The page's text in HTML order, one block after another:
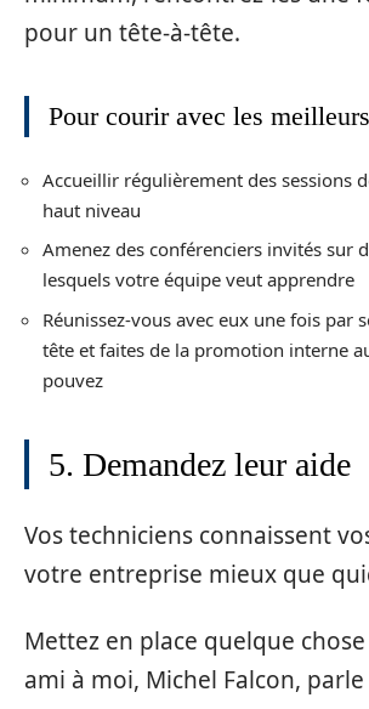
pour un tête-à-tête.
Pour courir avec les
Accueillir régulièrement des sessions
haut niveau
Amenez des conférenciers invités sur
lesquels votre équipe veut apprendre
Réunissez-vous avec eux une fois par
tête et faites de la promotion interne
pouvez
5. Demandez leur aide
Vos techniciens connaissent
votre entreprise mieux que
Mettez en place quelque
ami à moi, Michel Falcon,